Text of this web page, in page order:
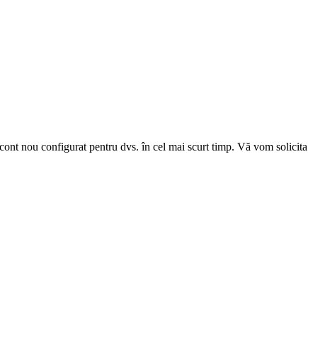
nou configurat pentru dvs. în cel mai scurt timp. Vă vom solicita